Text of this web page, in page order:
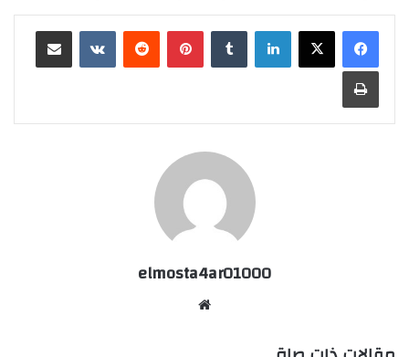
لينكدإن بينتيريست مشاركة عبر البريد
طباعة
elmosta4ar01000